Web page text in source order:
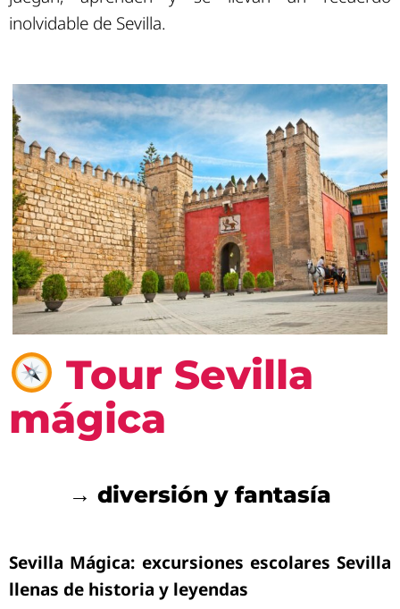
inolvidable de Sevilla.
Tour Sevilla
mágica
→ diversión y fantasía
Sevilla Mágica: excursiones escolares Sevilla
llenas de historia y leyendas